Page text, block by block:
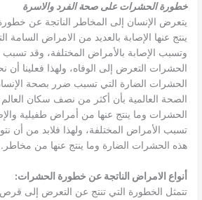
خطورة الحشرات على صحة الفرد والاسرة
يتعرض الإنسان إلى المخاطر الناتجة عن
ينتج عنها الإصابة بالعديد من الامراض السامة
وتسبب الإصابة بالأمراض المختلفة، وقد
الحشرات التعرض إلى الوفاه، ولهذا فعلينا
الحشرات الضارة التي تسبب ضرر بصحة
الصحة العالمية بأن أكثر من نصف سكان
الحشرات وما ينتج عنها من أمراض طفيلية
تسبب الأمراض المختلفة، ولهذا فلابد من أن
هذه الحشرات الضارة وما ينتج عنها من مخاطر.
أنواع الامراض الناتجة عن خطورة الحشرات:
تتمثل الخطورة التي تنتج عن التعرض إلى